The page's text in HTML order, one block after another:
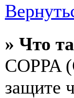
» Что
COPPA
защите